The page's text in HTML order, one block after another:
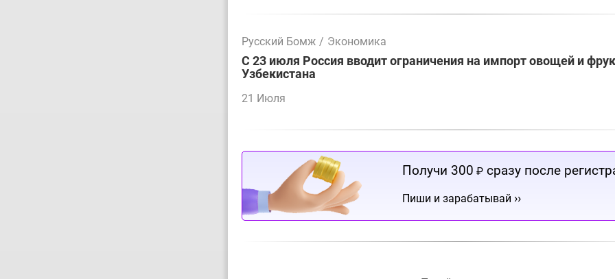
Русский Бомж / Экономика
С 23 июля Россия вводит ограничения на импорт овощей и
Узбекистана
21 Июля
Получи 300 ₽ сразу после
Пиши и зарабатывай ››